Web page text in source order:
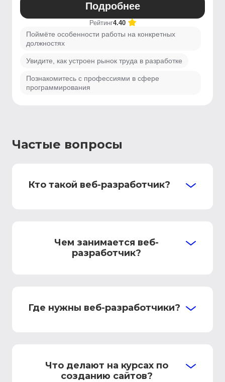
Подробнее
Рейтинг4.40
Поймёте особенности работы на конкретных
должностях
Увидите, как устроен рынок труда в разработке
Познакомитесь с профессиями в сфере
программирования
Частые вопросы
Кто такой веб-разработчик?
Чем занимается веб-
разработчик?
Где нужны веб-разработчики?
Что делают на курсах по
созданию сайтов?